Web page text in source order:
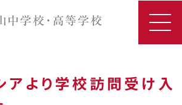
アより学校訪問受け入